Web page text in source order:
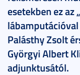
esetekben ez az
Palásthy Zsolt
Györgyi Albert
adjunktusától.